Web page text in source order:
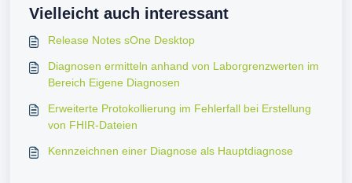
Vielleicht auch interessant
Release Notes sOne Desktop
Diagnosen ermitteln anhand von Laborgrenzwerten im
Bereich Eigene Diagnosen
Erweiterte Protokollierung im Fehlerfall bei Erstellung
von FHIR-Dateien
Kennzeichnen einer Diagnose als Hauptdiagnose